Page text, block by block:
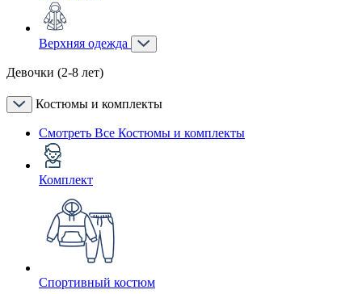
Верхняя одежда
Девочки (2-8 лет)
Костюмы и комплекты
Смотреть Все Костюмы и комплекты
Комплект
Спортивный костюм